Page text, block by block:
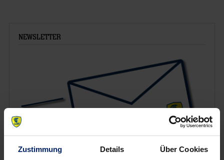
Zustimmung Details Über Cookies
NEWSLETTER